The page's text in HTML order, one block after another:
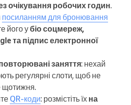
очікування робочих годин.
посиланням для бронювання
його убіо соцмереж,
та підпис електронної
заняття: нехай
регулярні слоти, щоб не
щотижня.
QR-коди: розмістіть їх на